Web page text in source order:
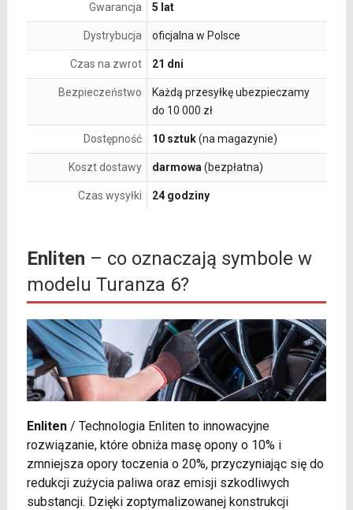
Gwarancja 5 lat
Dystrybucja oficjalna w Polsce
Czas na zwrot 21 dni
Bezpieczeństwo
Każdą przesyłkę ubezpieczamy
do 10 000 zł
Dostępność 10 sztuk(na magazynie)
Koszt dostawy darmowa (bezpłatna)
Czas wysyłki 24 godziny
Enliten – co oznaczają symbole w
modelu Turanza 6?
Enliten/ Technologia Enliten to innowacyjne
rozwiązanie, które obniża masę opony o 10% i
zmniejsza opory toczenia o 20%, przyczyniając się do
redukcji zużycia paliwa oraz emisji szkodliwych
substancji. Dzięki zoptymalizowanej konstrukcji